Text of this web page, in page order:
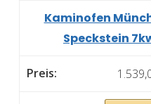
Kaminofen
Speckstein